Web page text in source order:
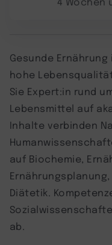
Gesunde
hohe
Sie Expert:in rund
Lebensmittel auf
Inhalte verbinden
auf Biochemie,
Diätetik.
ab.